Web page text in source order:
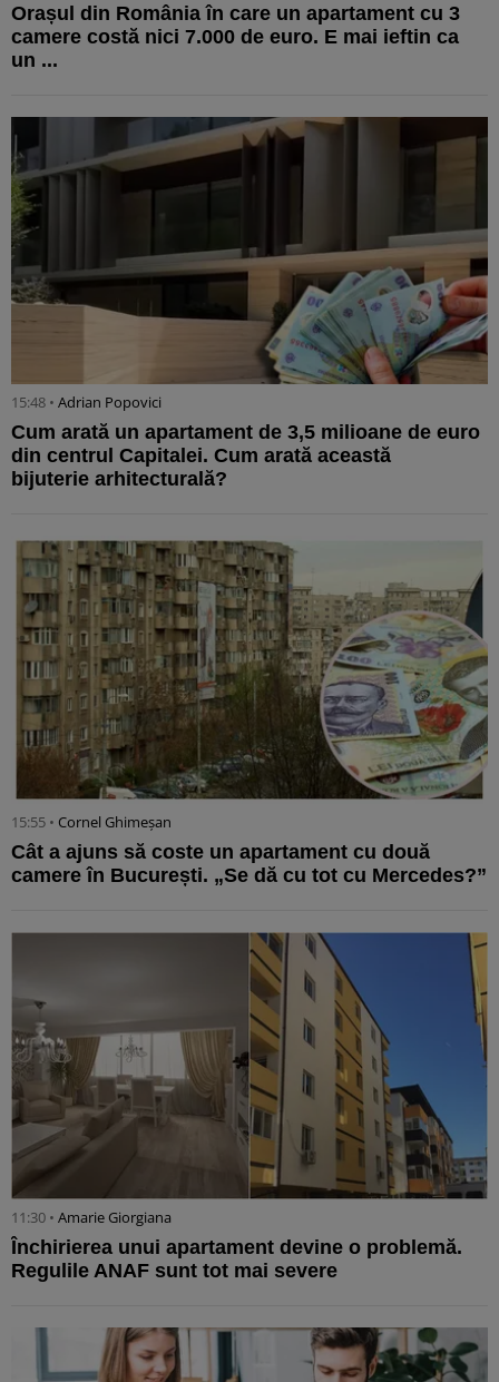
Orașul din România în care un apartament cu 3
camere costă nici 7.000 de euro. E mai ieftin ca
un ...
15:48 • Adrian Popovici
Cum arată un apartament de 3,5 milioane de euro
din centrul Capitalei. Cum arată această
bijuterie arhitecturală?
15:55 • Cornel Ghimeșan
Cât a ajuns să coste un apartament cu două
camere în București. „Se dă cu tot cu Mercedes?”
11:30 • Amarie Giorgiana
Închirierea unui apartament devine o problemă.
Regulile ANAF sunt tot mai severe